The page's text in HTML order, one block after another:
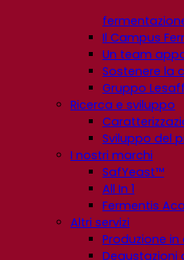
Il Campus
Un team
Sostenere la
Gruppo
Ricerca e sviluppo
Sviluppo del
I nostri marchi
SafYeast™
All In 1
Fermentis
Altri servizi
Produzione
Degustazioni